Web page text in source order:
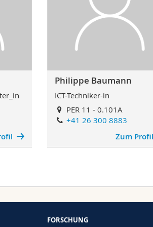
Philippe Baumann
ICT-Techniker-in
PER 11 - 0.101A
+41 26 300 8883
Zum Profil
FORSCHUNG